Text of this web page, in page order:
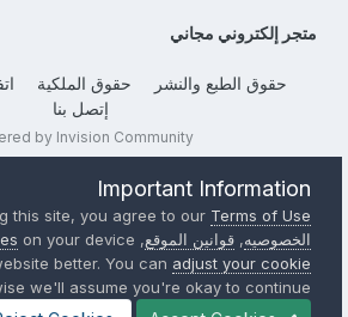
متجر إلكتروني مجاني
حقوق الطبع والنشر حقوق الملكية
إتصل بنا
by Invision Community
Important Information
this site, you agree to ourTerms of Use
الخصوصيه, قوانين الموقع, We have placed
on your device
better. You canadjust your cookie
we'll assume you're okay to continue..